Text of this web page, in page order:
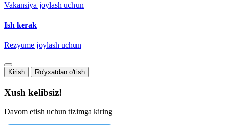
Vakansiya joylash uchun
Ish kerak
Rezyume joylash uchun
Kirish Ro'yxatdan o'tish
Xush kelibsiz!
Davom etish uchun tizimga kiring